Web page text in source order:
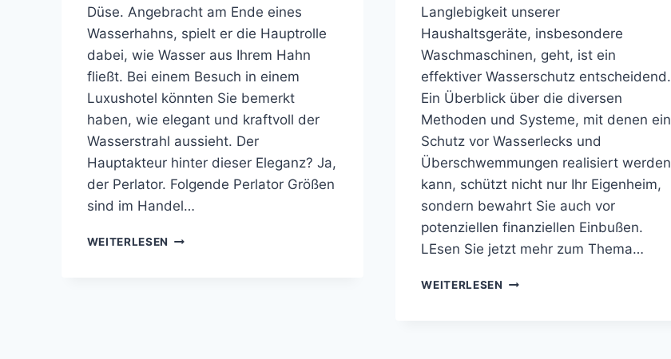
Düse. Angebracht am Ende eines
Wasserhahns, spielt er die Hauptrolle
dabei, wie Wasser aus Ihrem Hahn
fließt. Bei einem Besuch in einem
Luxushotel könnten Sie bemerkt
haben, wie elegant und kraftvoll der
Wasserstrahl aussieht. Der
Hauptakteur hinter dieser Eleganz? Ja,
der Perlator. Folgende Perlator Größen
sind im Handel…
WEITERLESEN PERLATOR
Langlebigkeit unserer
Haushaltsgeräte, insbesondere
Waschmaschinen, geht, ist ein
effektiver Wasserschutz entscheidend.
Ein Überblick über die diversen
Methoden und Systeme, mit denen ein
Schutz vor Wasserlecks und
Überschwemmungen realisiert werden
kann, schützt nicht nur Ihr Eigenheim,
sondern bewahrt Sie auch vor
potenziellen finanziellen Einbußen.
LEsen Sie jetzt mehr zum Thema…
WEITERLESEN AQUASTOP